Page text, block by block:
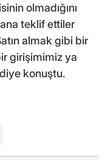
olmadığını
teklif ettiler
almak gibi bir
girişimimiz ya
konuştu.